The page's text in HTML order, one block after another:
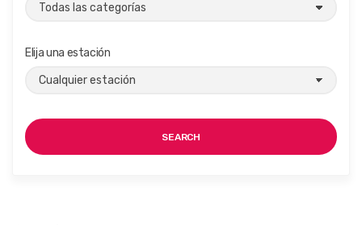
Elija una estación
SEARCH